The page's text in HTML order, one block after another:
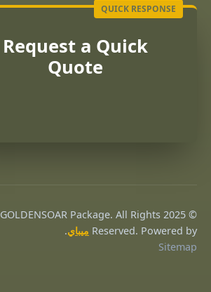
Request a Quick
Quote
© 2025 GOLDENSOAR Package. All Rights
Reserved. Powered by ميباي.
Sitemap
한국어